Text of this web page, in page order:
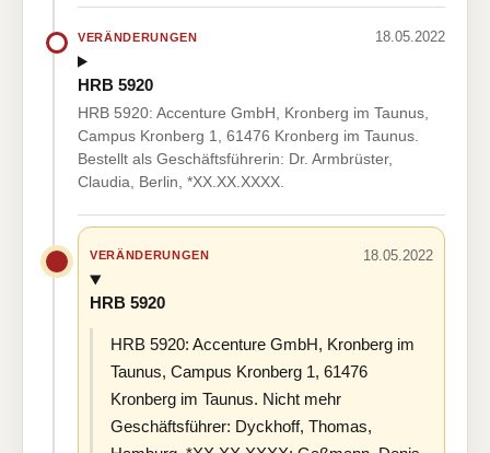
VERÄNDERUNGEN 18.05.2022
HRB 5920
HRB 5920: Accenture GmbH, Kronberg im Taunus,
Campus Kronberg 1, 61476 Kronberg im Taunus.
Bestellt als Geschäftsführerin: Dr. Armbrüster,
Claudia, Berlin, *XX.XX.XXXX.
VERÄNDERUNGEN 18.05.2022
HRB 5920
HRB 5920: Accenture GmbH, Kronberg im
Taunus, Campus Kronberg 1, 61476
Kronberg im Taunus. Nicht mehr
Geschäftsführer: Dyckhoff, Thomas,